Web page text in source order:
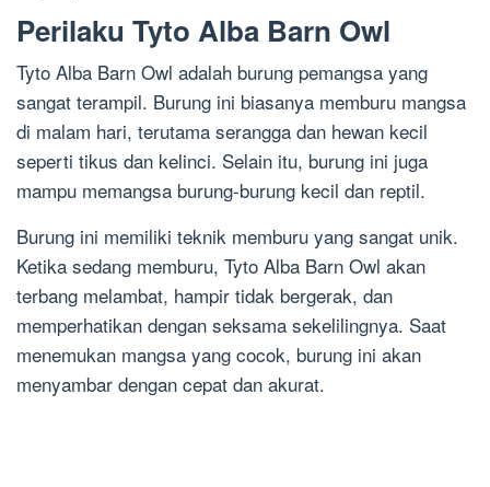
Perilaku Tyto Alba Barn Owl
Tyto Alba Barn Owl adalah burung pemangsa yang
sangat terampil. Burung ini biasanya memburu mangsa
di malam hari, terutama serangga dan hewan kecil
seperti tikus dan kelinci. Selain itu, burung ini juga
mampu memangsa burung-burung kecil dan reptil.
Burung ini memiliki teknik memburu yang sangat unik.
Ketika sedang memburu, Tyto Alba Barn Owl akan
terbang melambat, hampir tidak bergerak, dan
memperhatikan dengan seksama sekelilingnya. Saat
menemukan mangsa yang cocok, burung ini akan
menyambar dengan cepat dan akurat.